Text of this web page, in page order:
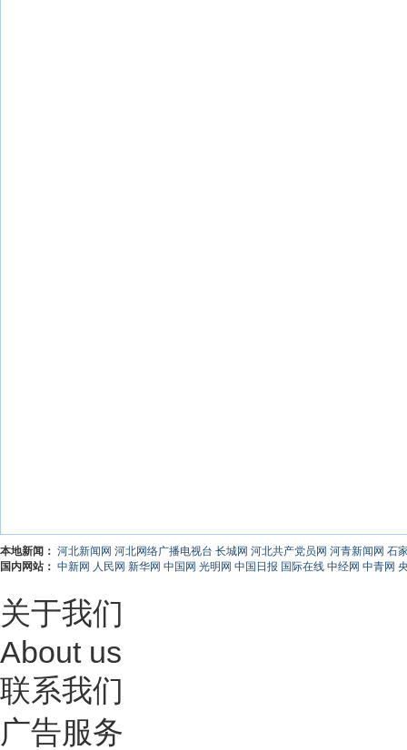
本地新闻： 河北新闻网 河北网络广播电视台 长城网 河北共产党员网 河青新闻网 石
国内网站： 中新网 人民网 新华网 中国网 光明网 中国日报 国际在线 中经网 中青网
关于我们
About us
联系我们
广告服务